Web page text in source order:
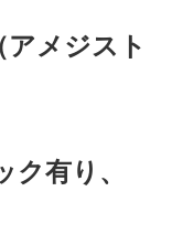
メジスト
有り、